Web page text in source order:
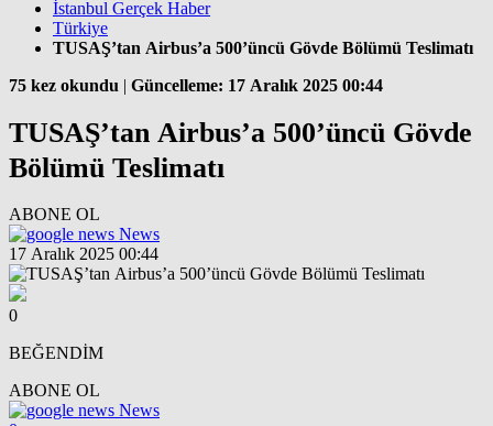
İstanbul Gerçek Haber
Türkiye
TUSAŞ’tan Airbus’a 500’üncü Gövde Bölümü Teslimatı
75 kez okundu | Güncelleme: 17 Aralık 2025 00:44
TUSAŞ’tan Airbus’a 500’üncü Gövde
Bölümü Teslimatı
ABONE OL
News
17 Aralık 2025 00:44
0
BEĞENDİM
ABONE OL
News